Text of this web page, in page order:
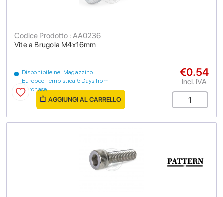
Vite a Brugola M4x16mm
Codice Prodotto : AA0236
Disponibile nel Magazzino
Europeo Tempistica 5 Days from
purchase
€0.54
Incl. IVA
AGGIUNGI AL CARRELLO